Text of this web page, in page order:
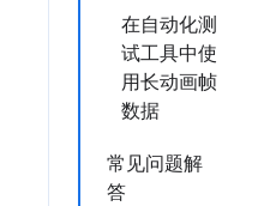
在自动化测
试工具中使
用长动画帧
数据
常见问题解
答